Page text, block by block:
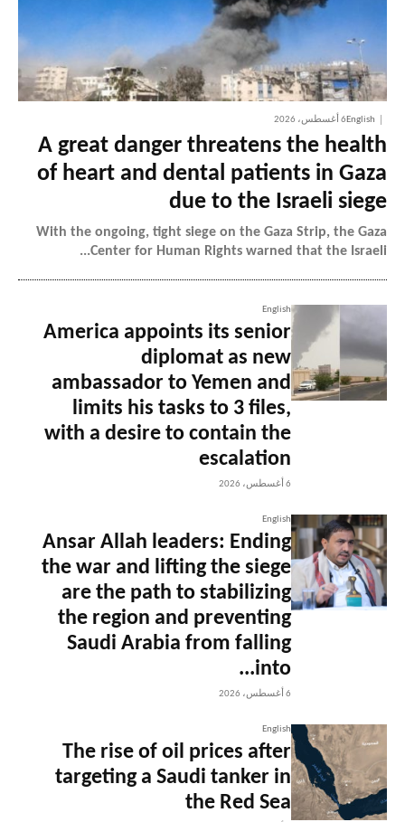
English6 أغسطس، 2026
A great danger threatens the health
of heart and dental patients in Gaza
due to the Israeli siege
With the ongoing, tight siege on the Gaza Strip, the Gaza
Center for Human Rights warned that the Israeli...
English
America appoints its senior
diplomat as new
ambassador to Yemen and
limits his tasks to 3 files,
with a desire to contain the
escalation
6 أغسطس، 2026
English
Ansar Allah leaders: Ending
the war and lifting the siege
are the path to stabilizing
the region and preventing
Saudi Arabia from falling
into...
6 أغسطس، 2026
English
The rise of oil prices after
targeting a Saudi tanker in
the Red Sea